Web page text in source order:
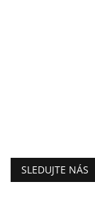
SLEDUJTE NÁS